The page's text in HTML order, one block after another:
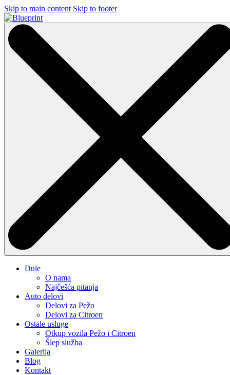
Skip to main content Skip to footer
Dule
O nama
Najčešća pitanja
Auto delovi
Delovi za Pežo
Delovi za Citroen
Ostale usluge
Otkup vozila Pežo i Citroen
Šlep služba
Galerija
Blog
Kontakt